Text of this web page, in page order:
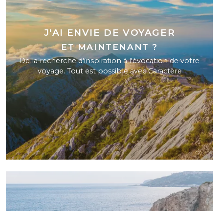
J'AI ENVIE DE VOYAGER
ET MAINTENANT ?
De la recherche d'inspiration à l'évocation de votre
voyage. Tout est possible avec Caractère